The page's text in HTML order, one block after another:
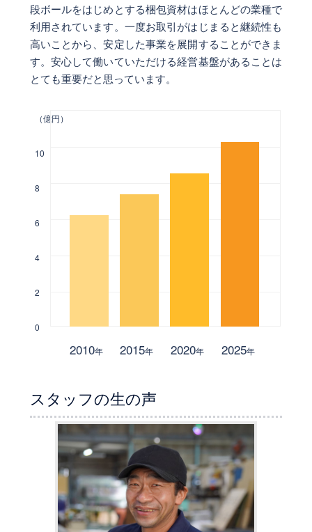
段ボールをはじめとする梱包資材はほとんどの業種で
利用されています。一度お取引がはじまると継続性も
高いことから、安定した事業を展開することができま
す。安心して働いていただける経営基盤があることは
とても重要だと思っています。
（億円）
10
8
6
4
2
0
2010年 2015年 2020年 2025年
スタッフの生の声